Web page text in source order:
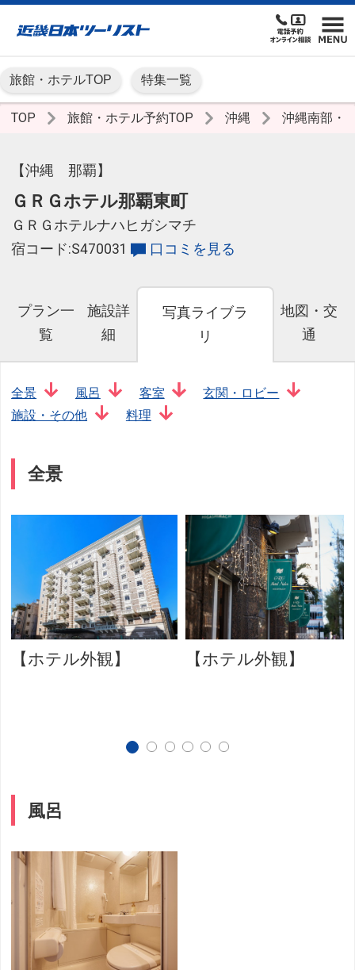
旅館・ホテルTOP 特集一覧
TOP 旅館・ホテル予約TOP 沖縄 沖縄南部・
【沖縄 那覇】
ＧＲＧホテル那覇東町
ＧＲＧホテルナハヒガシマチ
宿コード:S470031
口コミを見る
プラン一
覧
施設詳
細
写真ライブラ
リ
地図・交
通
全景 風呂 客室
玄関・ロビー
施設・その他
料理
全景
【ホテル外観】 【ホテル外観】
風呂